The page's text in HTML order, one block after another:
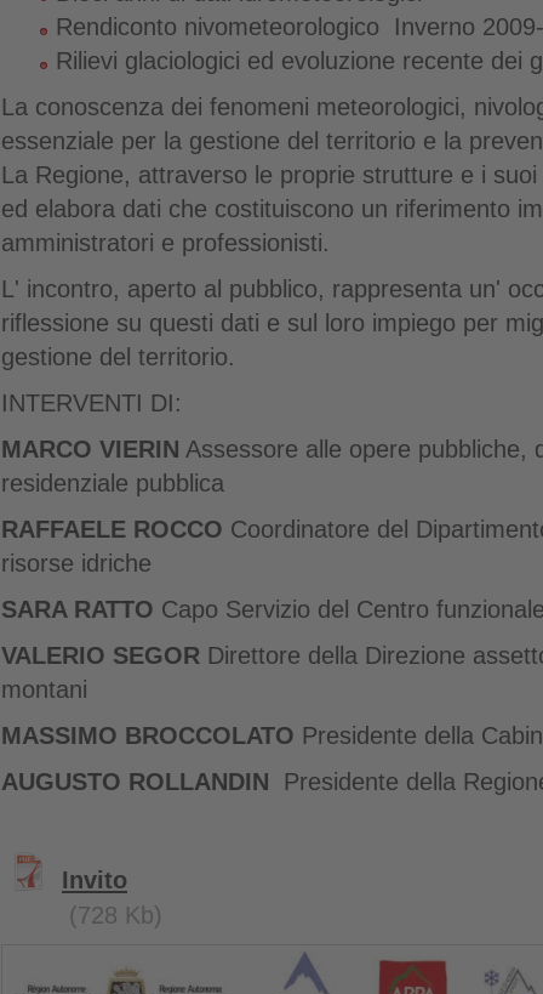
Rendiconto nivometeorologico Inverno
Rilievi glaciologici ed evoluzione recente dei
La conoscenza dei fenomeni meteorologici,
essenziale per la gestione del territorio e la
La Regione, attraverso le proprie strutture e i
ed elabora dati che costituiscono un riferimento
amministratori e professionisti.
L' incontro, aperto al pubblico, rappresenta un'
riflessione su questi dati e sul loro impiego per
gestione del territorio.
INTERVENTI DI:
MARCO VIERIN Assessore alle opere pubbliche,
residenziale pubblica
RAFFAELE ROCCO Coordinatore del
risorse idriche
SARA RATTO Capo Servizio del Centro
VALERIO SEGOR Direttore della Direzione
montani
MASSIMO BROCCOLATO Presidente della
AUGUSTO ROLLANDIN Presidente della
Invito
(728 Kb)